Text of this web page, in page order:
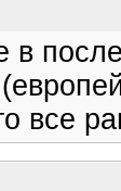
в
все